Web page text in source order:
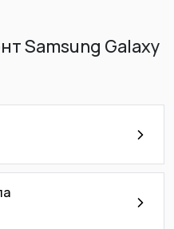
Samsung Galaxy